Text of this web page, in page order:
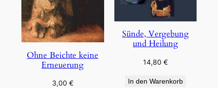
Ohne Beichte keine
Erneuerung
3,00 €
Sünde, Vergebung
und Heilung
14,80 €
In den Warenkorb